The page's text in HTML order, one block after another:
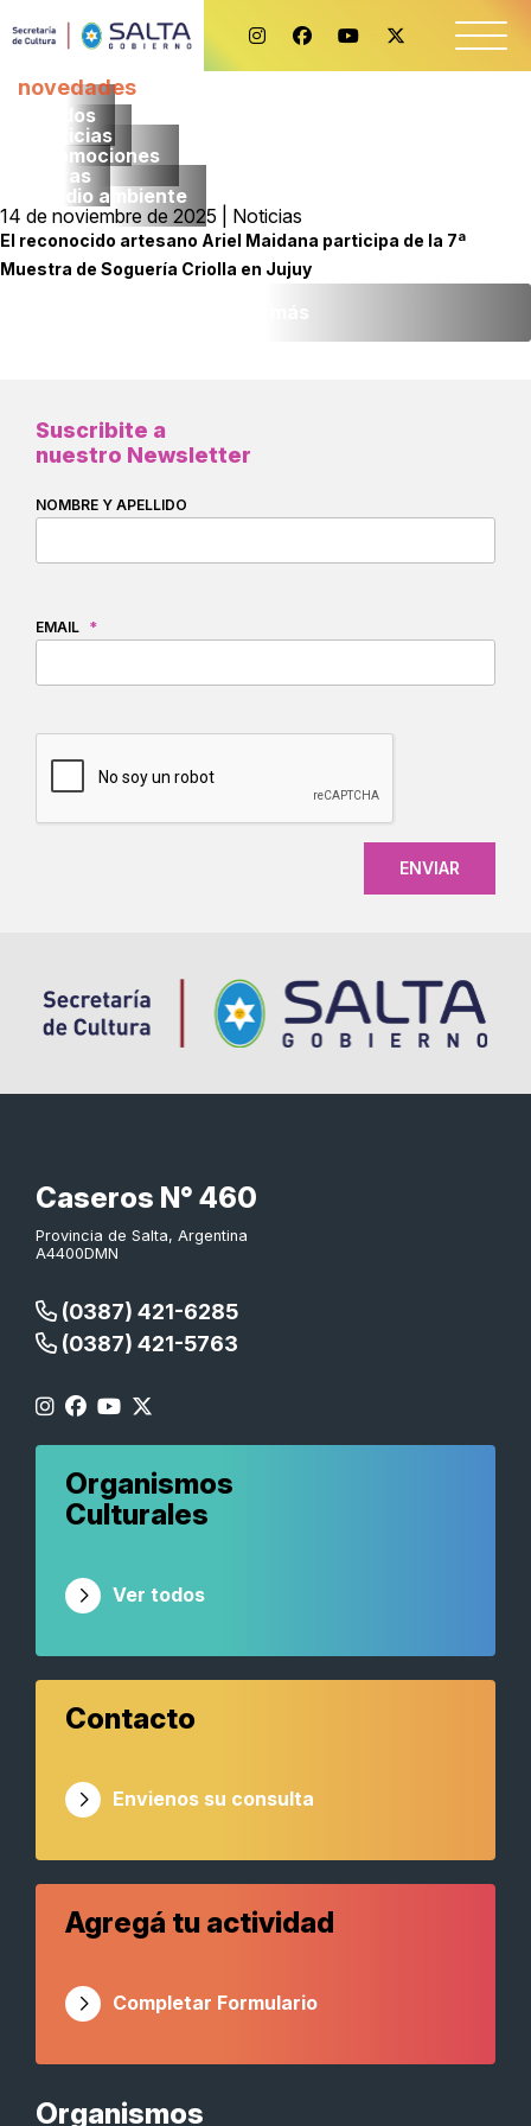
novedades
Todos
noticias
promociones
obras
medio ambiente
14 de noviembre de 2025 | Noticias
El reconocido artesano Ariel Maidana participa de la 7ª
Muestra de Soguería Criolla en Jujuy
Suscribite a
nuestro Newsletter
NOMBRE Y APELLIDO
EMAIL *
Caseros N° 460
Provincia de Salta, Argentina
A4400DMN
(0387) 421-6285
(0387) 421-5763
Organismos
Organismos
Culturales
Ver todos
Contacto
Envienos su consulta
Agregá tu actividad
Completar Formulario